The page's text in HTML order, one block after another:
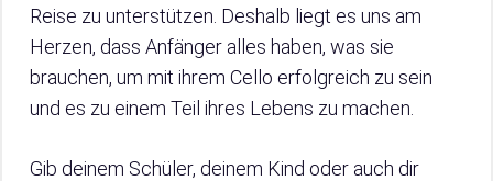
Reise zu unterstützen. Deshalb liegt es uns am
Herzen, dass Anfänger alles haben, was sie
brauchen, um mit ihrem Cello erfolgreich zu sein
und es zu einem Teil ihres Lebens zu machen.
Gib deinem Schüler, deinem Kind oder auch dir